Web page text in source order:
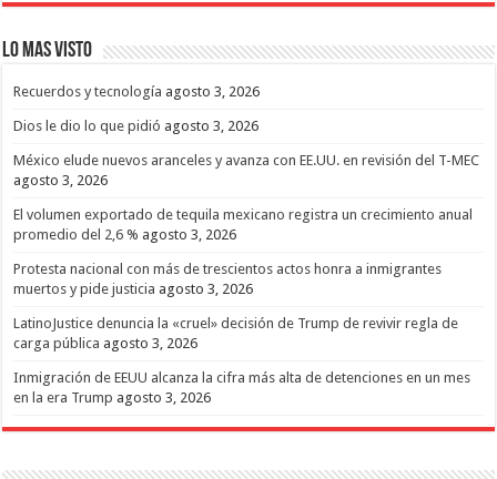
Lo mas Visto
Recuerdos y tecnología agosto 3, 2026
Dios le dio lo que pidió agosto 3, 2026
México elude nuevos aranceles y avanza con EE.UU. en revisión del T-MEC
agosto 3, 2026
El volumen exportado de tequila mexicano registra un crecimiento anual
promedio del 2,6 % agosto 3, 2026
Protesta nacional con más de trescientos actos honra a inmigrantes
muertos y pide justicia agosto 3, 2026
LatinoJustice denuncia la «cruel» decisión de Trump de revivir regla de
carga pública agosto 3, 2026
Inmigración de EEUU alcanza la cifra más alta de detenciones en un mes
en la era Trump agosto 3, 2026